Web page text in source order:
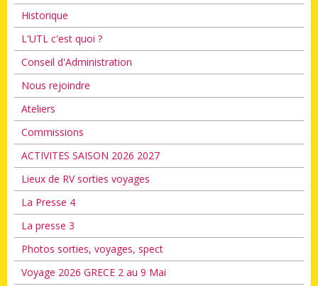
Historique
L'UTL c'est quoi ?
Conseil d'Administration
Nous rejoindre
Ateliers
Commissions
ACTIVITES SAISON 2026 2027
Lieux de RV sorties voyages
La Presse 4
La presse 3
Photos sorties, voyages, spect
Voyage 2026 GRECE 2 au 9 Mai